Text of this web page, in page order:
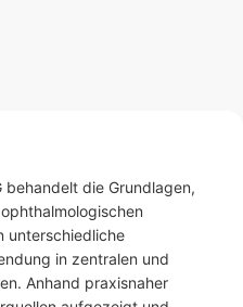
behandelt die Grundlagen,
unterschiedliche
in zentralen und
Anhand praxisnaher